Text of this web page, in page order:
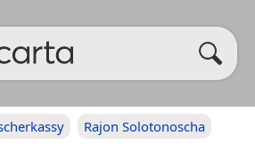
Rajon Solotonoscha